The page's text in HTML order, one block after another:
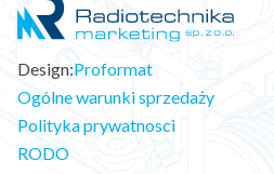
Design:Proformat
Ogólne warunki sprzedaży
Polityka prywatnosci
RODO